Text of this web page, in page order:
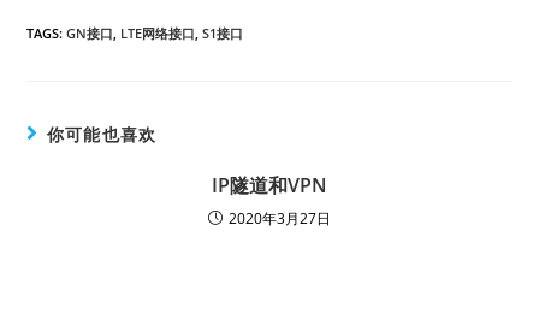
TAGS:GN接口 LTE网络接口 S1接口
你可能也喜欢
IP隧道和VPN
2020年3月27日